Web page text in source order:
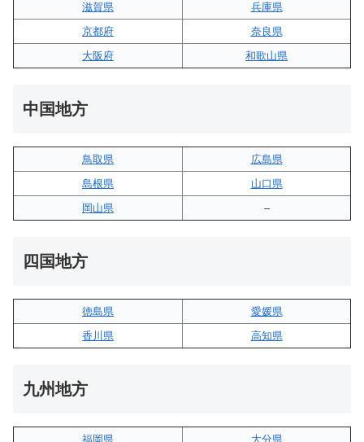
滋賀県
兵庫県
京都府
奈良県
大阪府
和歌山県
中国地方
鳥取県
広島県
島根県
山口県
岡山県
–
四国地方
徳島県
愛媛県
香川県
高知県
九州地方
福岡県 大分県